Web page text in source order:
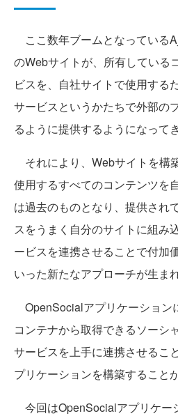
ここ数年ブームとなっている
のWebサイトが、所有している
ビスを、自社サイトで使用する
サービスというかたちで外部の
るように提供するようになって
それにより、Webサイトを構
使用するすべてのコンテンツを
は過去のものとなり、提供され
スをうまく自分のサイトに組み
ービスを連携させることで付加
いった新たなアプローチが生ま
OpenSocialアプリケーション
コンテナから取得できるソーシ
サービスを上手に連携させるこ
プリケーションを構築すること
今回はOpenSocialアプリケー